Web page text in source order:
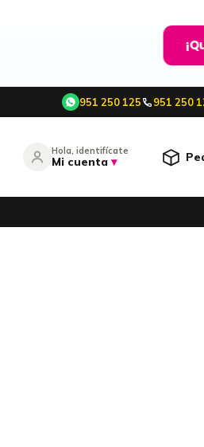
951 250 125 951 250
Hola, identifícate
Mi cuenta ▾